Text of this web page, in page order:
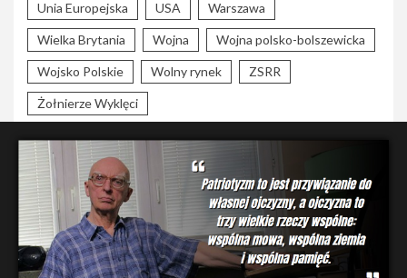
Unia Europejska USA Warszawa
Wielka Brytania Wojna Wojna polsko-bolszewicka
Wojsko Polskie Wolny rynek ZSRR
Żołnierze Wyklęci